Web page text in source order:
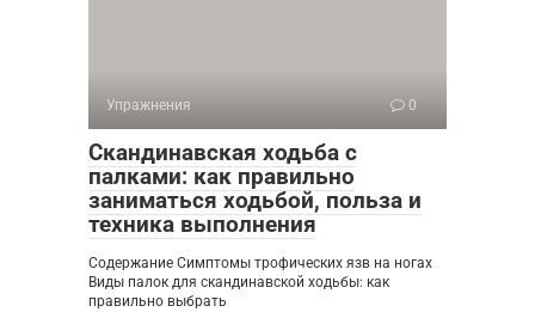
Упражнения 0
Скандинавская ходьба с
палками: как правильно
заниматься ходьбой, польза и
техника выполнения
Содержание Симптомы трофических язв на ногах
Виды палок для скандинавской ходьбы: как
правильно выбрать